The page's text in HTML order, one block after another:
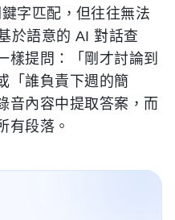
字匹配，但往往無法
於語意的 AI 對話查
樣提問：「剛才討論到
「誰負責下週的簡
音內容中提取答案，而
有段落。